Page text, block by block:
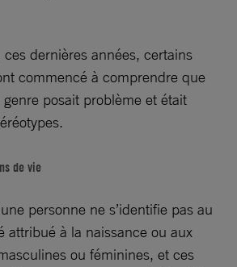
dernières années, certains
commencé à comprendre que
posait problème et était
de vie
personne ne s’identifie pas au
attribué à la naissance ou aux
ou féminines, et ces